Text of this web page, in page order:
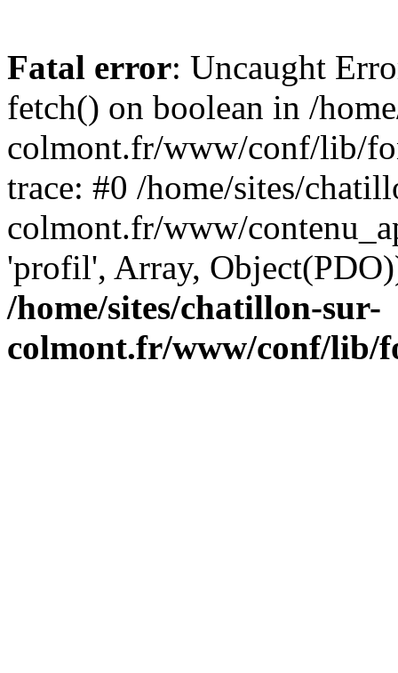
Fatal error: Uncaught
fetch() on boolean in /
colmont.fr/www/conf/lib/
trace: #0 /home/sites/
colmont.fr/www/
'profil', Array,
/home/sites/chatillon-sur-
colmont.fr/www/conf/lib/